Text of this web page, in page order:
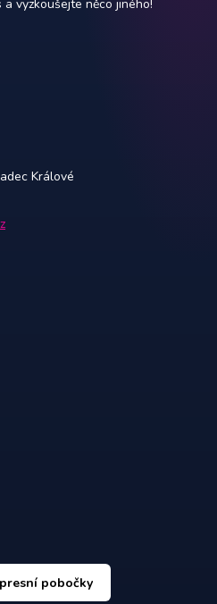
vyzkoušejte něco jiného!
Králové
pobočky